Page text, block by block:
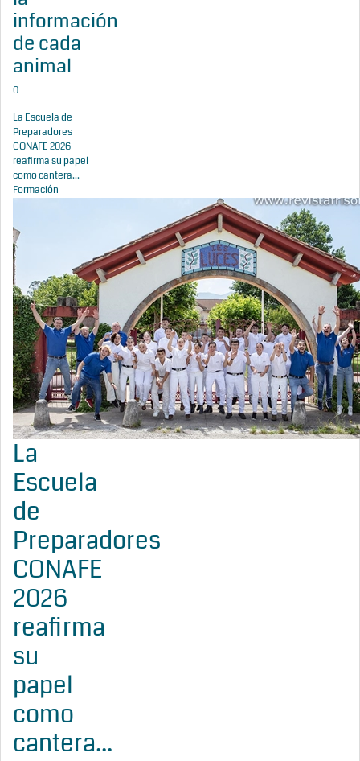
información
de cada
animal
0
La Escuela de
Preparadores
CONAFE 2026
reafirma su papel
como cantera...
Formación
La
Escuela
de
Preparadores
CONAFE
2026
reafirma
su
papel
como
cantera...